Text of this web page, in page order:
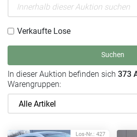
Verkaufte Lose
Suchen
In dieser Auktion befinden sich 373
Warengruppen:
Los-Nr.: 427